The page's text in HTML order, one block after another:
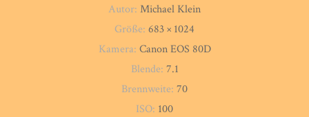
Autor: Michael Klein
Größe: 683 × 1024
Kamera: Canon EOS 80D
Blende: 7.1
Brennweite: 70
ISO: 100